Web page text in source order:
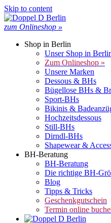
Skip to content
zum Onlineshop »
Shop in Berlin
Unser Shop in
Zum Onlineshop »
Unsere Marken
Dessous & BHs
Bügellose BHs &
Sport-BHs
Bikinis &
Hochzeitsdessous
Still-BHs
Dirndl-BHs
Shapewear &
BH-Beratung
BH-Beratung
Die richtige BH-
Blog
Tipps & Tricks
Geschenkgutschein
Termin online